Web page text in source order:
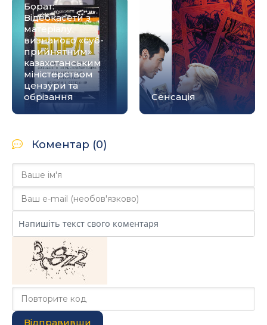
Борат:
Відеокасети з
матеріалу,
визнаного «‎суб-
прийнятним»
казахстанським
міністерством
цензури та
обрізання
Сенсація
Коментар (0)
Відправивши